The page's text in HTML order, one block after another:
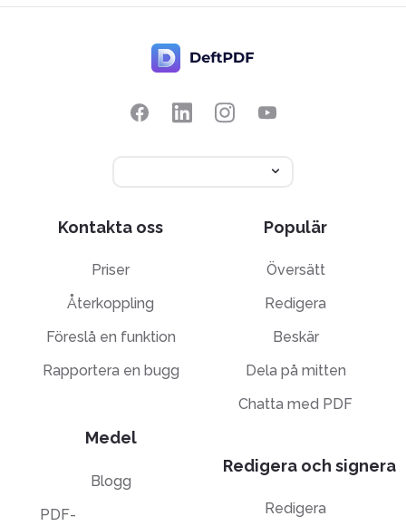
Kontakta oss
Priser
Återkoppling
Föreslå en funktion
Rapportera en bugg
Medel
Blogg
PDF-
Populär
Översätt
Redigera
Beskär
Dela på mitten
Chatta med PDF
Redigera och signera
Redigera